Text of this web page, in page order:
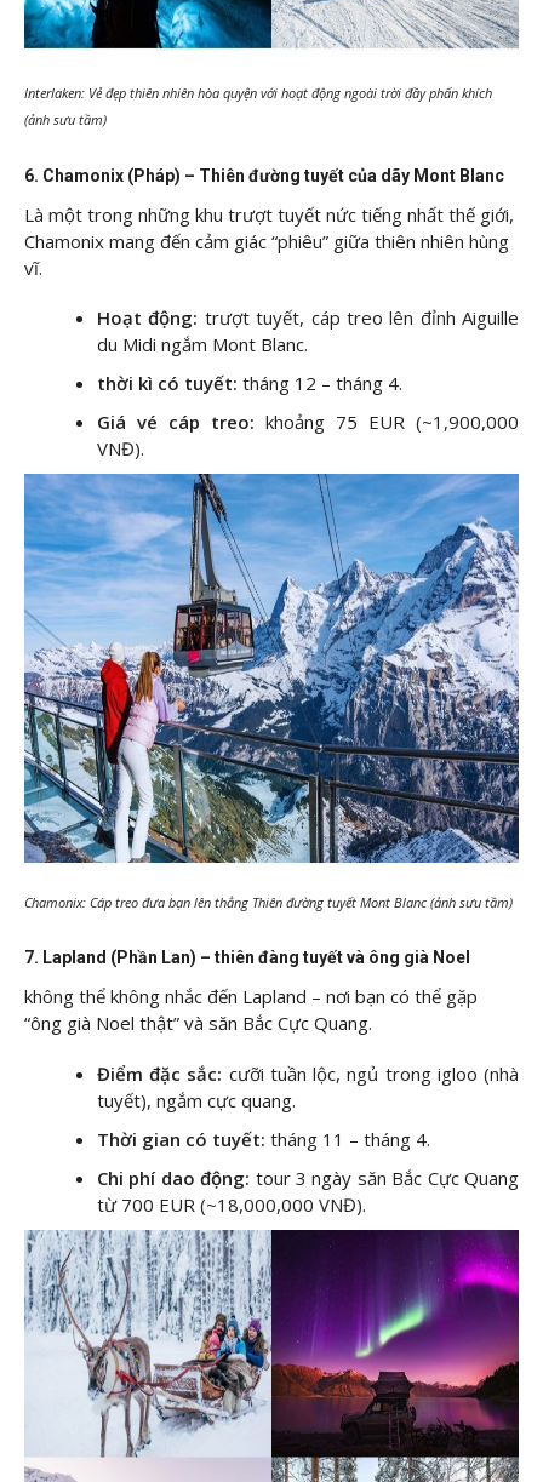
Interlaken: Vẻ đẹp thiên nhiên hòa quyện với hoạt động ngoài trời đầy phấn khích
(ảnh sưu tầm)
6. Chamonix (Pháp) – Thiên đường tuyết của dãy Mont Blanc
Là một trong những khu trượt tuyết nức tiếng nhất thế giới,
Chamonix mang đến cảm giác “phiêu” giữa thiên nhiên hùng
vĩ.
Hoạt động: trượt tuyết, cáp treo lên đỉnh Aiguille
du Midi ngắm Mont Blanc.
thời kì có tuyết: tháng 12 – tháng 4.
Giá vé cáp treo: khoảng 75 EUR (~1,900,000
VNĐ).
Chamonix: Cáp treo đưa bạn lên thẳng Thiên đường tuyết Mont Blanc (ảnh sưu tầm)
7. Lapland (Phần Lan) – thiên đàng tuyết và ông già Noel
không thể không nhắc đến Lapland – nơi bạn có thể gặp
“ông già Noel thật” và săn Bắc Cực Quang.
Điểm đặc sắc: cưỡi tuần lộc, ngủ trong igloo (nhà
tuyết), ngắm cực quang.
Thời gian có tuyết: tháng 11 – tháng 4.
Chi phí dao động: tour 3 ngày săn Bắc Cực Quang
từ 700 EUR (~18,000,000 VNĐ).